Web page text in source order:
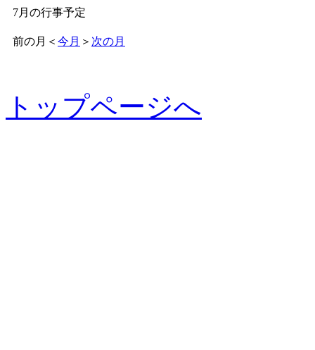
7月の行事予定
前の月 ＜ 今月 ＞ 次の月
トップページへ